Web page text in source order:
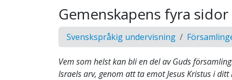
Gemenskapens fyra sidor
Svenskspråkig undervisning
Vem som helst kan bli en del av Guds
Israels arv, genom att ta emot Jesus Kristus i ditt